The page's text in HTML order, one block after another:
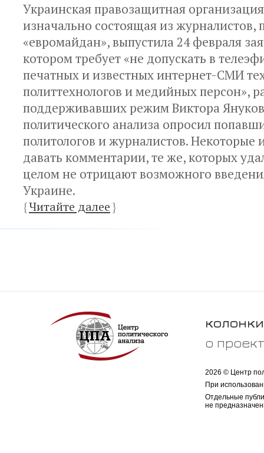
Украинская правозащитная
изначально состоящая из
«евромайдан», выпустила 24 февраля
котором требует «не допускать в
печатных и известных интернет-СМИ
политтехнологов и медийных персон»,
поддерживавших режим Виктора
политического анализа опросил
политологов и журналистов. Некоторые
давать комментарии, те же, которых
целом не отрицают возможного
Украине.
{Читайте далее}
колонки
о
2026 © Центр
При
Отдельные
не